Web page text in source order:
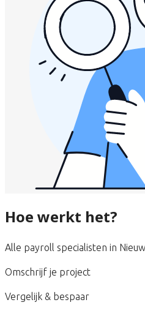
Hoe werkt het?
Alle payroll specialisten in
Omschrijf je project
Vergelijk & bespaar